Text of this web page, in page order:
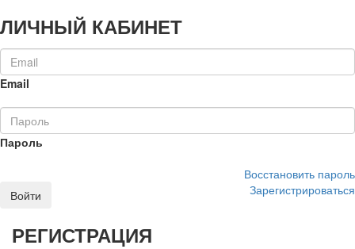
ЛИЧНЫЙ КАБИНЕТ
Email
Пароль
Восстановить пароль
Войти
Зарегистрироваться
РЕГИСТРАЦИЯ